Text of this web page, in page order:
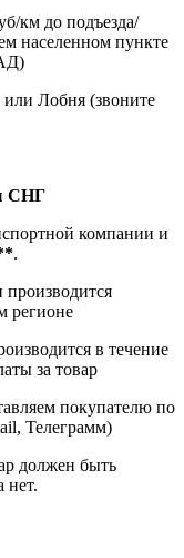
км до подъезда/
населенном пункте
Лобня (звоните
СНГ
компании и
.
регионе
в течение
за товар
покупателю по
Телеграмм)
должен быть
нет.